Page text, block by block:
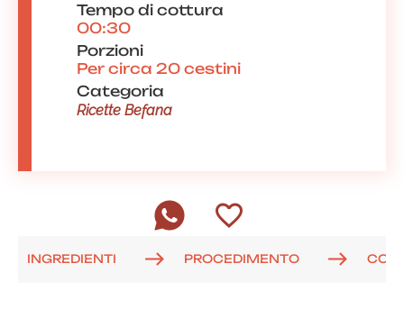
Tempo di cottura
00:30
Porzioni
Per circa 20 cestini
Categoria
Ricette Befana
INGREDIENTI PROCEDIMENTO